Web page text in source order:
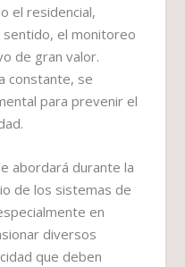
el residencial,
sentido, el monitoreo
de gran valor.
constante, se
para prevenir el
abordará durante la
de los sistemas de
en
diversos
que deben